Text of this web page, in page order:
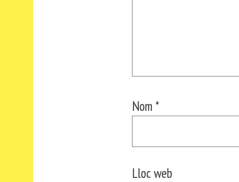
Nom *
Lloc web